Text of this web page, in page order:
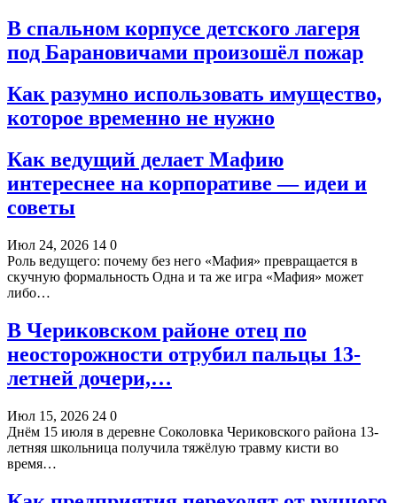
В спальном корпусе детского лагеря
под Барановичами произошёл пожар
Как разумно использовать имущество,
которое временно не нужно
Как ведущий делает Мафию
интереснее на корпоративе — идеи и
советы
Июл 24, 2026 14 0
Роль ведущего: почему без него «Мафия» превращается в
скучную формальность Одна и та же игра «Мафия» может
либо…
В Чериковском районе отец по
неосторожности отрубил пальцы 13-
летней дочери,…
Июл 15, 2026 24 0
Днём 15 июля в деревне Соколовка Чериковского района 13-
летняя школьница получила тяжёлую травму кисти во
время…